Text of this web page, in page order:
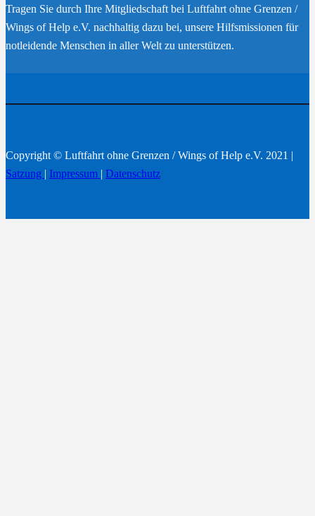
Tragen Sie durch Ihre Mitgliedschaft bei Luftfahrt ohne Grenzen /
Wings of Help e.V. nachhaltig dazu bei, unsere Hilfsmissionen für
notleidende Menschen in aller Welt zu unterstützen.
Copyright © Luftfahrt ohne Grenzen / Wings of Help e.V. 2021 |
Satzung | Impressum | Datenschutz